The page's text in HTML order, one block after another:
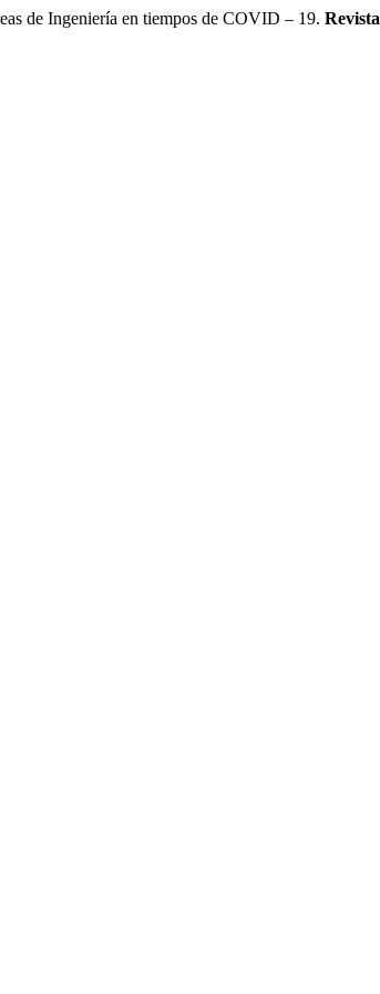
de Ingeniería en tiempos de COVID – 19.